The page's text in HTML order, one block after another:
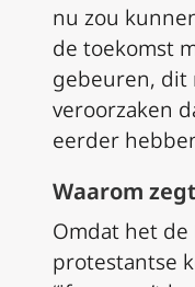
nu zou
de toekomst
gebeuren, dit
veroorzaken
eerder
Waarom
Omdat het
protestantse